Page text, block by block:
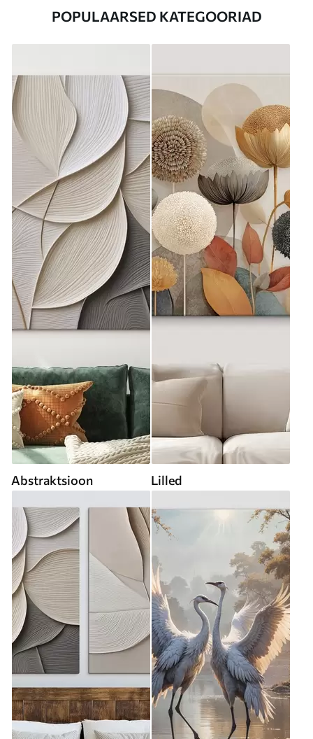
POPULAARSED KATEGOORIAD
Abstraktsioon Lilled